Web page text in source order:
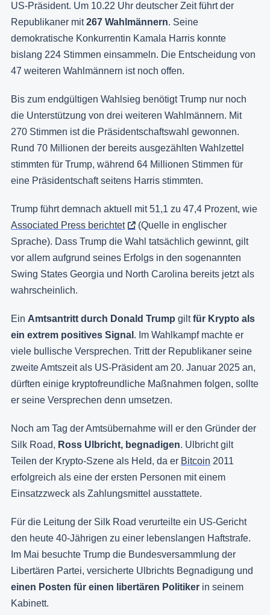
US-Präsident. Um 10.22 Uhr deutscher Zeit führt der
Republikaner mit267 Wahlmännern. Seine
demokratische Konkurrentin Kamala Harris konnte
bislang 224 Stimmen einsammeln. Die Entscheidung von
47 weiteren Wahlmännern ist noch offen.
Bis zum endgültigen Wahlsieg benötigt Trump nur noch
die Unterstützung von drei weiteren Wahlmännern. Mit
270 Stimmen ist die Präsidentschaftswahl gewonnen.
Rund 70 Millionen der bereits ausgezählten Wahlzettel
stimmten für Trump, während 64 Millionen Stimmen für
eine Präsidentschaft seitens Harris stimmten.
Trump führt demnach aktuell mit 51,1 zu 47,4 Prozent, wie
Associated Press berichtet
(Quelle in englischer
Sprache). Dass Trump die Wahl tatsächlich gewinnt, gilt
vor allem aufgrund seines Erfolgs in den sogenannten
Swing States Georgia und North Carolina bereits jetzt als
wahrscheinlich.
Ein Amtsantritt durch Donald Trump giltfür Krypto als
ein extrem positives Signal . Im Wahlkampf machte er
viele bullische Versprechen. Tritt der Republikaner seine
zweite Amtszeit als US-Präsident am 20. Januar 2025 an,
dürften einige kryptofreundliche Maßnahmen folgen, sollte
er seine Versprechen denn umsetzen.
Noch am Tag der Amtsübernahme will er den Gründer der
Silk Road, Ross Ulbricht, begnadigen. Ulbricht gilt
Teilen der Krypto-Szene als Held, da er Bitcoin 2011
erfolgreich als eine der ersten Personen mit einem
Einsatzzweck als Zahlungsmittel ausstattete.
Für die Leitung der Silk Road verurteilte ein US-Gericht
den heute 40-Jährigen zu einer lebenslangen Haftstrafe.
Im Mai besuchte Trump die Bundesversammlung der
Libertären Partei, versicherte Ulbrichts Begnadigung und
einen Posten für einen libertären Politiker in seinem
Kabinett.